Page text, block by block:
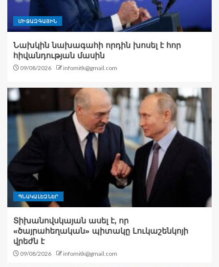
ՄԻՋԱԶԳԱՅԻՆ
Նախկին նախագահի որդին խոսել է հոր
հիվանդության մասին
09/08/2026 infomitk@gmail.com
ՊՆԱԿԱԼԵԶՆԵՐ
Տիխանովսկայան ասել է, որ
«ծայրահեղական» պիտակը Լուկաշենկոյի
վրեժն է
09/08/2026 infomitk@gmail.com